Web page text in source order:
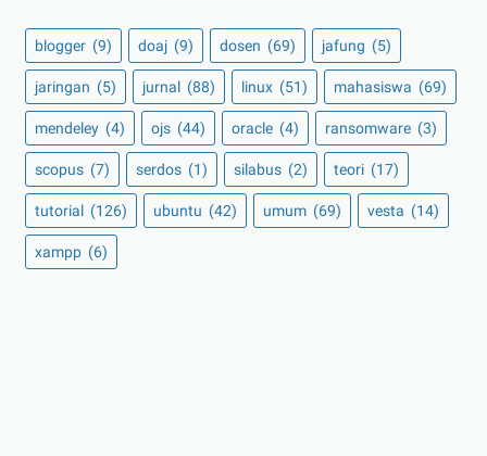
blogger (9) doaj (9) dosen (69) jafung (5)
jaringan (5) jurnal (88) linux (51) mahasiswa (69)
mendeley (4) ojs (44) oracle (4) ransomware (3)
scopus (7) serdos (1) silabus (2) teori (17)
tutorial (126) ubuntu (42) umum (69) vesta (14)
xampp (6)